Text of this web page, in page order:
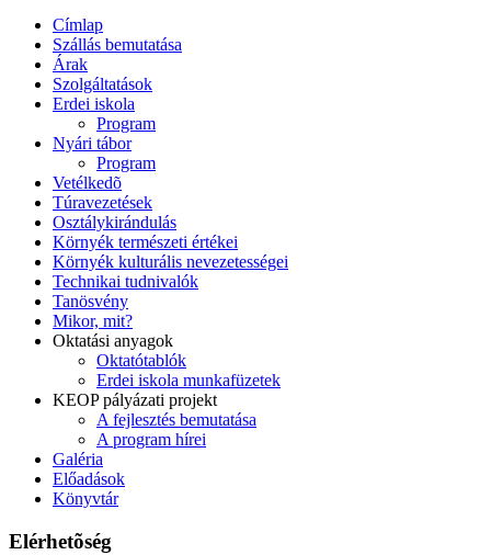
Címlap
Szállás bemutatása
Árak
Szolgáltatások
Erdei iskola
Program
Nyári tábor
Program
Vetélkedõ
Túravezetések
Osztálykirándulás
Környék természeti értékei
Környék kulturális nevezetességei
Technikai tudnivalók
Tanösvény
Mikor, mit?
Oktatási anyagok
Oktatótablók
Erdei iskola munkafüzetek
KEOP pályázati projekt
A fejlesztés bemutatása
A program hírei
Galéria
Előadások
Könyvtár
Elérhetõség